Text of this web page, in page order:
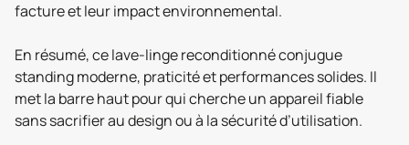
facture et leur impact environnemental.
En résumé, ce lave-linge reconditionné conjugue
standing moderne, praticité et performances solides. Il
met la barre haut pour qui cherche un appareil fiable
sans sacrifier au design ou à la sécurité d’utilisation.